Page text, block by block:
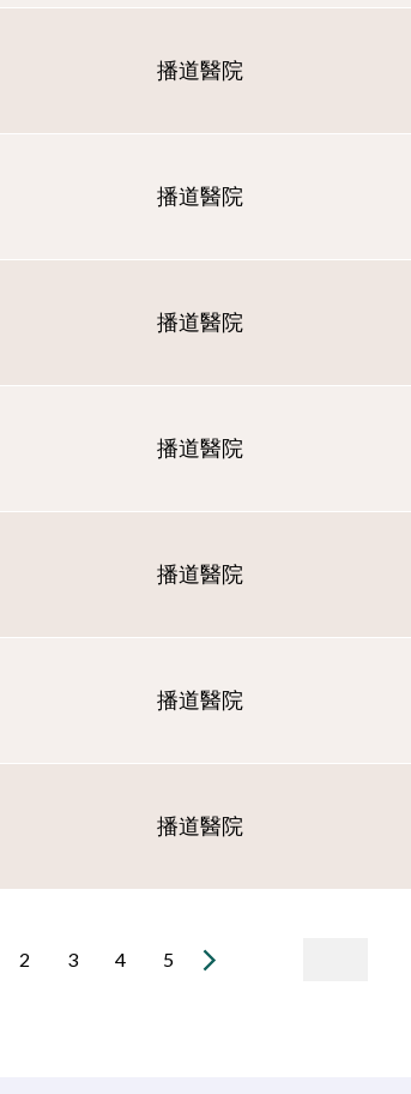
播道醫院
播道醫院
播道醫院
播道醫院
播道醫院
播道醫院
播道醫院
2 3 4 5